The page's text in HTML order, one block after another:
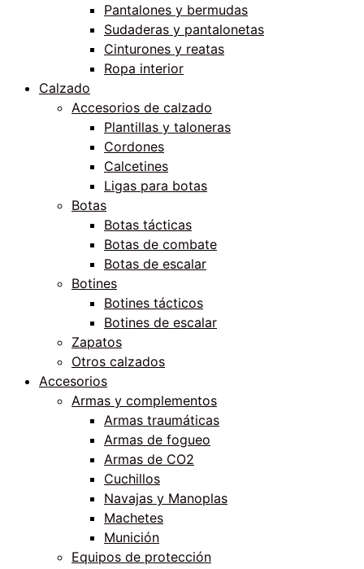
Pantalones y bermudas
Sudaderas y pantalonetas
Cinturones y reatas
Ropa interior
Calzado
Accesorios de calzado
Plantillas y taloneras
Cordones
Calcetines
Ligas para botas
Botas
Botas tácticas
Botas de combate
Botas de escalar
Botines
Botines tácticos
Botines de escalar
Zapatos
Otros calzados
Accesorios
Armas y complementos
Armas traumáticas
Armas de fogueo
Armas de CO2
Cuchillos
Navajas y Manoplas
Machetes
Munición
Equipos de protección